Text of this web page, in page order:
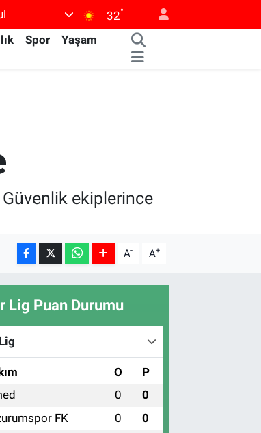
32°
Spor
Yaşam
ekiplerince
A- A+
Lig Puan Durumu
O P
0 0
FK 0 0